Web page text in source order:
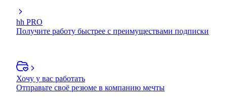
hh PRO
Получите работу быстрее с преимуществами подписки
Хочу у вас работать
Отправьте своё резюме в компанию мечты